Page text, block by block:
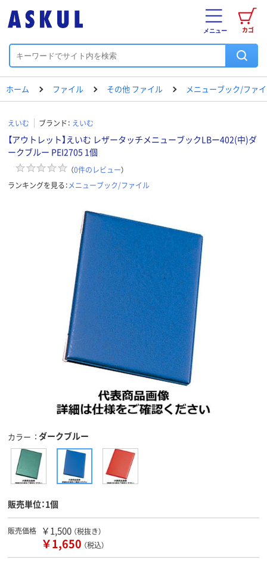
カゴ
メニュー
ホーム ファイル その他 ファイル メニューブック/ファ
えいむ ブランド： えいむ
【アウトレット】えいむ レザータッチメニューブックLBー402(中)ダ
ークブルー PEI2705 1個
（0件のレビュー）
ランキングを見る：メニューブック/ファイル
カラー ダークブルー
販売単位：1個
販売価格 ￥1,500 （税抜き）
￥1,650 （税込）